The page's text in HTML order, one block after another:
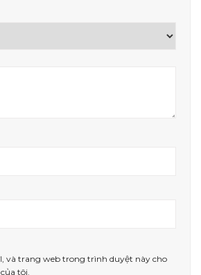
và trang web trong trình duyệt này cho
tôi.